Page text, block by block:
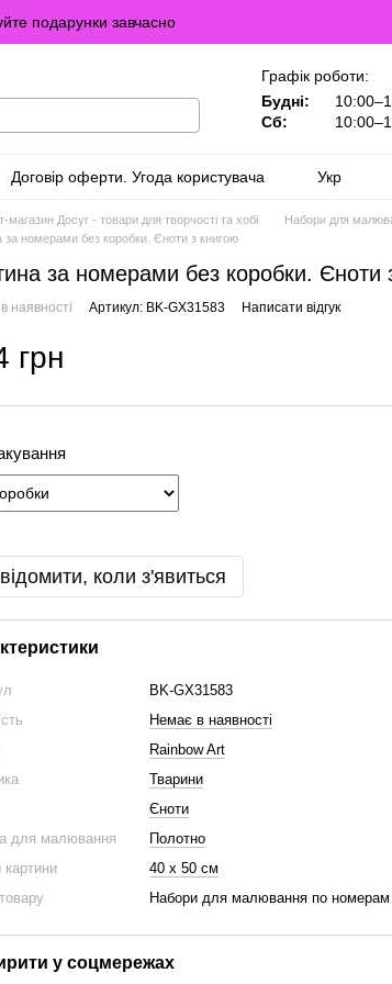
подарунки завчасно
Графік роботи:
Будні:
Сб:
Договір оферти. Угода користувача
Укр
магазин Досуг - товари для творчості та хобі
Набори для
за номерами без коробки. Єноти з книгою
за номерами без коробки. Єноти
наявності Артикул: BK-GX31583 Написати відгук
грн
коли з'явиться
BK-GX31583
Немає в наявності
Rainbow Art
Тварини
Єноти
для малювання
Полотно
картини
40 х 50 см
Набори для малювання по номерам
у соцмережах